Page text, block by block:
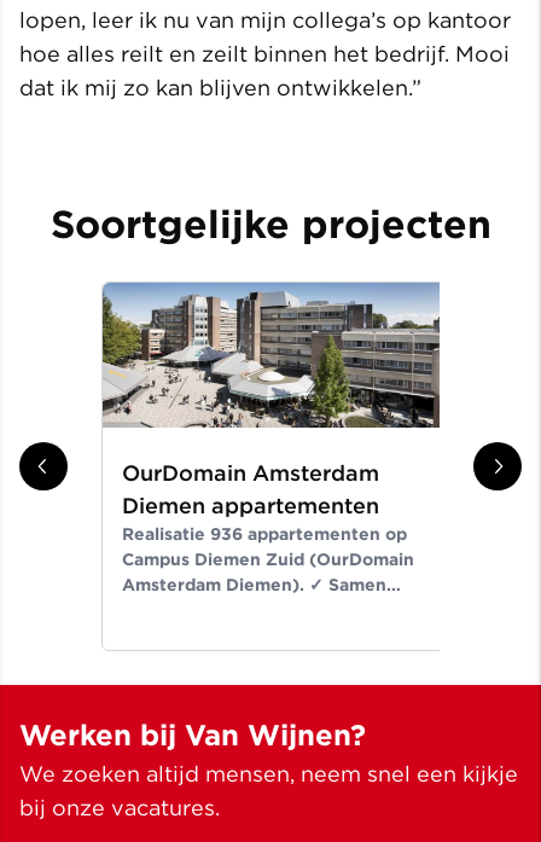
lopen, leer ik nu van mijn collega’s op kantoor
hoe alles reilt en zeilt binnen het bedrijf. Mooi
dat ik mij zo kan blijven ontwikkelen.”
Soortgelijke projecten
OurDomain Amsterdam
Diemen appartementen
Realisatie 936 appartementen op
Campus Diemen Zuid (OurDomain
Amsterdam Diemen). ✓ Samen
Werken bij Van Wijnen?
We zoeken altijd mensen, neem snel een kijkje
bij onze vacatures.